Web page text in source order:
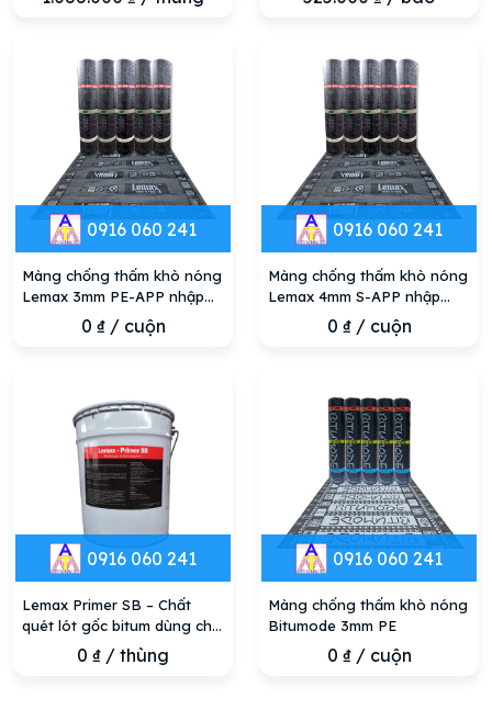
chính hãng tại Đà Nẵng
0916 060 241
Màng chống thấm khò nóng
Lemax 3mm PE-APP nhập
khẩu từ Ý, giá tốt nhất
0 ₫ / cuộn
0916 060 241
Màng chống thấm khò nóng
Lemax 4mm S-APP nhập
khẩu, mặt cát, giá tốt
0 ₫ / cuộn
0916 060 241
Lemax Primer SB – Chất
quét lót gốc bitum dùng cho
màng chính hãng
0 ₫ / thùng
0916 060 241
Màng chống thấm khò nóng
Bitumode 3mm PE
0 ₫ / cuộn